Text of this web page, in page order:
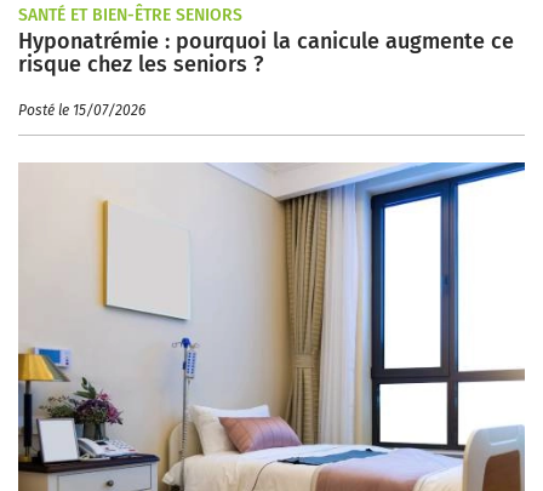
SANTÉ ET BIEN-ÊTRE SENIORS
Hyponatrémie : pourquoi la canicule augmente ce
risque chez les seniors ?
Posté le 15/07/2026